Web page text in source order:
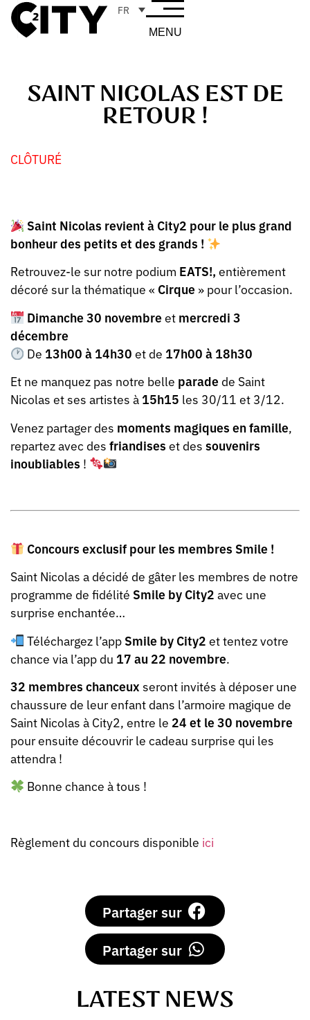
FR
MENU
SAINT NICOLAS EST DE
RETOUR !
CLÔTURÉ
Saint Nicolas revient à City2 pour le plus grand
bonheur des petits et des grands !
Retrouvez-le sur notre podium EATS!, entièrement
décoré sur la thématique « Cirque » pour l’occasion.
Dimanche 30 novembre et mercredi 3
décembre
De 13h00 à 14h30 et de 17h00 à 18h30
Et ne manquez pas notre belle parade de Saint
Nicolas et ses artistes à 15h15 les 30/11 et 3/12.
Venez partager des moments magiques en famille,
repartez avec des friandises et des souvenirs
inoubliables !
Concours exclusif pour les membres Smile !
Saint Nicolas a décidé de gâter les membres de notre
programme de fidélité Smile by City2 avec une
surprise enchantée…
Téléchargez l’app Smile by City2 et tentez votre
chance via l’app du 17 au 22 novembre.
32 membres chanceux seront invités à déposer une
chaussure de leur enfant dans l’armoire magique de
Saint Nicolas à City2, entre le 24 et le 30 novembre
pour ensuite découvrir le cadeau surprise qui les
attendra !
Bonne chance à tous !
Règlement du concours disponible ici
Partager sur
Partager sur
LATEST NEWS